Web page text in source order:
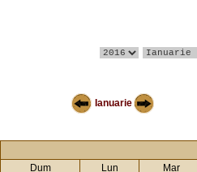
Ianuarie
Dum Lun Mar